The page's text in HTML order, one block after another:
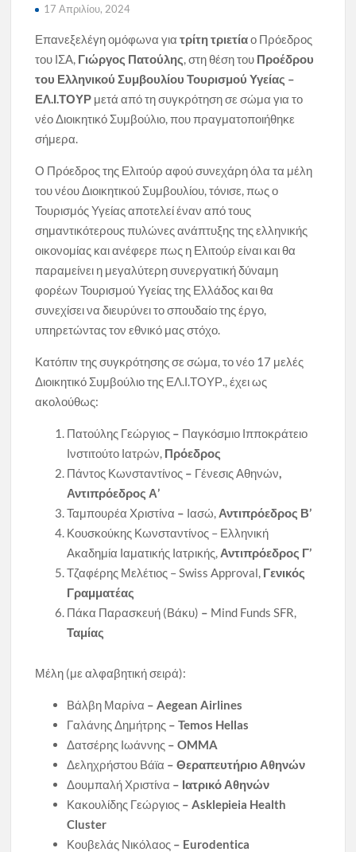
17 Απριλίου, 2024
Επανεξελέγη ομόφωνα γιατρίτη τριετίαο Πρόεδρος
του ΙΣΑ, Γιώργος Πατούλης, στη θέση του Προέδρου
του Ελληνικού Συμβουλίου Τουρισμού Υγείας –
ΕΛ.Ι.ΤΟΥΡ μετά από τη συγκρότηση σε σώμα για το
νέο Διοικητικό Συμβούλιο, που πραγματοποιήθηκε
σήμερα.
Ο Πρόεδρος της Ελιτούρ αφού συνεχάρη όλα τα μέλη
του νέου Διοικητικού Συμβουλίου, τόνισε, πως ο
Τουρισμός Υγείας αποτελεί έναν από τους
σημαντικότερους πυλώνες ανάπτυξης της ελληνικής
οικονομίας και ανέφερε πως η Ελιτούρ είναι και θα
παραμείνει η μεγαλύτερη συνεργατική δύναμη
φορέων Τουρισμού Υγείας της Ελλάδος και θα
συνεχίσει να διευρύνει το σπουδαίο της έργο,
υπηρετώντας τον εθνικό μας στόχο.
Κατόπιν της συγκρότησης σε σώμα, το νέο 17 μελές
Διοικητικό Συμβούλιο της ΕΛ.Ι.ΤΟΥΡ., έχει ως
ακολούθως:
Πατούλης Γεώργιος – Παγκόσμιο Ιπποκράτειο
Ινστιτούτο Ιατρών, Πρόεδρος
Πάντος Κωνσταντίνος – Γένεσις Αθηνών,
Αντιπρόεδρος Α’
Ταμπουρέα Χριστίνα – Ιασώ, Αντιπρόεδρος Β’
Κουσκούκης Κωνσταντίνος – Ελληνική
Ακαδημία Ιαματικής Ιατρικής, Αντιπρόεδρος Γ’
Τζαφέρης Μελέτιος – Swiss Approval, Γενικός
Γραμματέας
Πάκα Παρασκευή (Βάκυ) – Mind Funds SFR,
Ταμίας
Μέλη (με αλφαβητική σειρά):
Βάλβη Μαρίνα –Aegean Airlines
Γαλάνης Δημήτρης –Temos Hellas
Δατσέρης Ιωάννης –OMMA
Δεληχρήστου Βάϊα – Θεραπευτήριο Αθηνών
Δουμπαλή Χριστίνα – Ιατρικό Αθηνών
Κακουλίδης Γεώργιος – Asklepieia Health
Cluster
Κουβελάς Νικόλαος – Eurodentica